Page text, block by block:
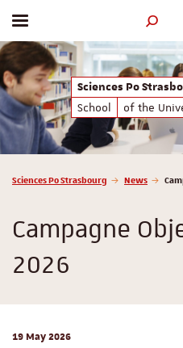
Sciences Po
School
of the
Toggle menu
Vous êtes ici :
Sciences Po Strasbourg News
Campagne
2026
19 May 2026